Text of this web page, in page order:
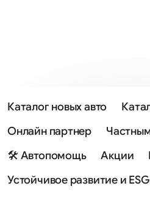
Каталог новых авто
Онлайн партнер
🛠 Автопомощь
Акции
Устойчивое развитие и ESG